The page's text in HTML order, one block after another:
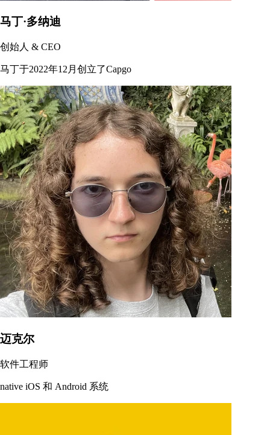
马丁·多纳迪
创始人 & CEO
马丁于2022年12月创立了Capgo
迈克尔
软件工程师
native iOS 和 Android 系统